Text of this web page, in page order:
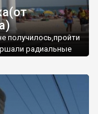
получилось,пройти
радиальные